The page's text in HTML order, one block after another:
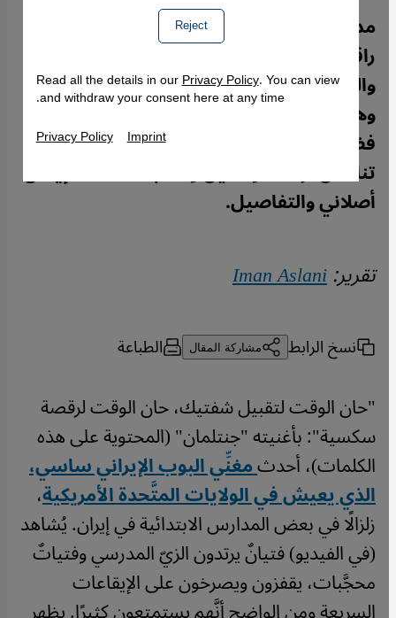
مدارس إيرانية عديدة استخدمت أغنية حب
راقصة للترفيه عن تلاميذها وتلميذاتها
والتسلية وانتشرت في الإنترنت فيديوهاتهم
وهم يرقصون على أنغام الأغنية. والنتيجة
فضيحة لطبقة إيران السياسية تكشف
تناقض آراء المواطنين والنخبة الحاكمة. إيمان
أصلاني والتفاصيل.
تقرير:Iman Aslani
نسخ الرابط مشاركة المقال الطباعة
"حان الوقت لتقبيل شفتيك، حان الوقت لرقصة
سكسية": بأغنيته "جنتلمان" (المحتوية على هذه
الكلمات)، أحدثمغنِّي البوب ​​الإيراني ساسي،
الذي يعيش في الولايات المتَّحدة الأمريكية،
زلزالًا في بعض المدارس الابتدائية في إيران. يُشاهد
(في الفيديو) فتيانٌ يرتدون الزيّ المدرسي وفتياتٌ
محجَّبات، يقفزون ويصرخون على الإيقاعات
Reject
Read all the details in ourPrivacy Policy. You can view
and withdraw your consent here at any time.
Privacy Policy Imprint